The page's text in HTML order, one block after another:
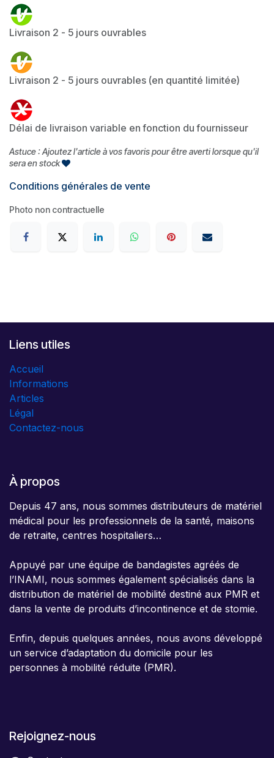
Livraison 2 - 5 jours ouvrables
Livraison 2 - 5 jours ouvrables (en quantité limitée)
Délai de livraison variable en fonction du fournisseur
Astuce : Ajoutez l'article à vos favoris pour être averti lorsque qu'il
sera en stock
Conditions générales de vente
Photo non contractuelle
Liens utiles
Accueil
Informations
Articles
Légal
Contactez-nous
À propos
Depuis 47 ans, nous sommes distributeurs de matériel
médical pour les professionnels de la santé, maisons
de retraite, centres hospitaliers…
Appuyé par une équipe de bandagistes agréés de
l’INAMI, nous sommes également spécialisés dans la
distribution de matériel de mobilité destiné aux PMR et
dans la vente de produits d’incontinence et de stomie.
Enfin, depuis quelques années, nous avons développé
un service d’adaptation du domicile pour les
personnes à mobilité réduite (PMR).
Rejoignez-nous